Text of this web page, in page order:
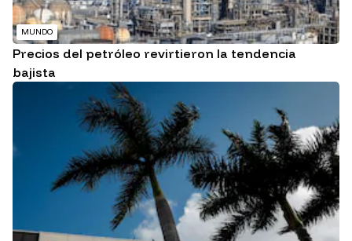
MUNDO
Precios del petróleo revirtieron la tendencia
bajista